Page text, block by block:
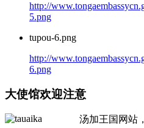
http://
5.png
tupou-6.png
http://
6.png
大使馆欢迎注意
汤加王国网站